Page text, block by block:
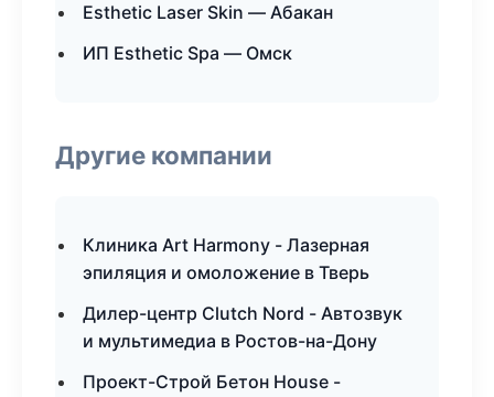
Esthetic Laser Skin — Абакан
ИП Esthetic Spa — Омск
Другие компании
Клиника Art Harmony - Лазерная
эпиляция и омоложение в Тверь
Дилер-центр Clutch Nord - Автозвук
и мультимедиа в Ростов-на-Дону
Проект-Строй Бетон House -